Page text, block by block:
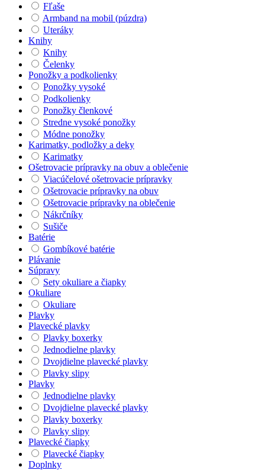
Fľaše
Armband na mobil (púzdra)
Uteráky
Knihy
Knihy
Čelenky
Ponožky a podkolienky
Ponožky vysoké
Podkolienky
Ponožky členkové
Stredne vysoké ponožky
Módne ponožky
Karimatky, podložky a deky
Karimatky
Ošetrovacie prípravky na obuv a oblečenie
Viacúčelové ošetrovacie prípravky
Ošetrovacie prípravky na obuv
Ošetrovacie prípravky na oblečenie
Nákrčníky
Sušiče
Batérie
Gombíkové batérie
Plávanie
Súpravy
Sety okuliare a čiapky
Okuliare
Okuliare
Plavky
Plavecké plavky
Plavky boxerky
Jednodielne plavky
Dvojdielne plavecké plavky
Plavky slipy
Plavky
Jednodielne plavky
Dvojdielne plavecké plavky
Plavky boxerky
Plavky slipy
Plavecké čiapky
Plavecké čiapky
Doplnky